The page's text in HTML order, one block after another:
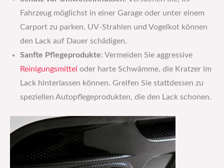
Fahrzeug möglichst in einer Garage oder unter einem
Carport zu parken. UV-Strahlen und Vogelkot können
den Lack auf Dauer schädigen.
Sanfte Pflegeprodukte: Vermeiden Sie aggressive
Reinigungsmittel oder harte Schwämme, die Kratzer im
Lack hinterlassen können. Greifen Sie stattdessen zu
speziellen Autopflegeprodukten, die den Lack schonen.